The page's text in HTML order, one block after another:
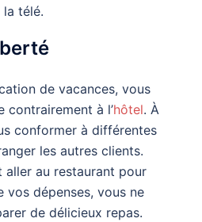
télé.
de vacances, vous
contrairement à l’hôtel. À
conformer à différentes
les autres clients.
aller au restaurant pour
vos dépenses, vous ne
de délicieux repas.